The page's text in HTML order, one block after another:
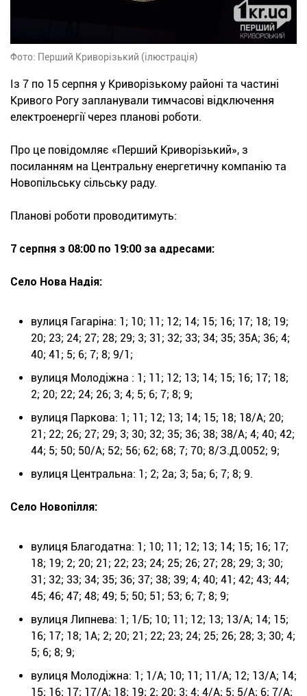
Фото: Перший Криворізький (ілюстрація)
Із 7 по 15 серпня у Криворізькому районі та частині
Кривого Рогу запланували тимчасові відключення
електроенергії через планові роботи.
Про це повідомляє «Перший Криворізький», з
посиланням на Центральну енергетичну компанію та
Новопільську сільську раду.
Планові роботи проводитимуть:
7 серпня з 08:00 по 19:00 за адресами:
Село Нова Надія:
вулиця Гагаріна: 1; 10; 11; 12; 14; 15; 16; 17; 18; 19;
20; 23; 24; 27; 28; 29; 3; 31; 32; 33; 34; 35; 35А; 36; 4;
40; 41; 5; 6; 7; 8; 9/1;
вулиця Молодіжна : 1; 11; 12; 13; 14; 15; 16; 17; 18;
2; 20; 22; 24; 26; 3; 4; 5; 6; 7; 8; 9;
вулиця Паркова: 1; 11; 12; 13; 14; 15; 18; 18/А; 20;
21; 22; 26; 27; 29; 3; 30; 32; 35; 36; 38; 38/А; 4; 40; 42;
44; 5; 50; 50/А; 52; 56; 62; 68; 7; 70; 8/З.Д.0052; 9;
вулиця Центральна: 1; 2; 2а; 3; 5а; 6; 7; 8; 9.
Село Новопілля:
вулиця Благодатна: 1; 10; 11; 12; 13; 14; 15; 16; 17;
18; 19; 2; 20; 21; 22; 23; 24; 25; 26; 27; 28; 29; 3; 30;
31; 32; 33; 34; 35; 36; 37; 38; 39; 4; 40; 41; 42; 43; 44;
45; 46; 47; 48; 49; 5; 50; 51; 53; 6; 7; 8; 9;
вулиця Липнева: 1; 1/Б; 10; 11; 12; 13; 13/А; 14; 15;
16; 17; 18; 1А; 2; 20; 21; 22; 23; 24; 25; 26; 28; 3; 30; 4;
5; 6; 8; 9;
вулиця Молодіжна: 1; 1/А; 10; 11; 11/А; 12; 13/А; 14;
15; 16; 17; 17/А; 18; 19; 2; 20; 3; 4; 4/А; 5; 5/А; 6; 7/А;